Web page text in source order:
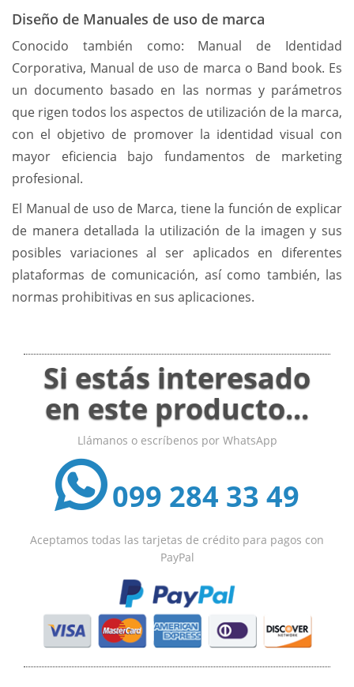
Diseño de Manuales de uso de marca
Conocido también como: Manual de Identidad
Corporativa, Manual de uso de marca o Band book. Es
un documento basado en las normas y parámetros
que rigen todos los aspectos de utilización de la marca,
con el objetivo de promover la identidad visual con
mayor eficiencia bajo fundamentos de marketing
profesional.
El Manual de uso de Marca, tiene la función de explicar
de manera detallada la utilización de la imagen y sus
posibles variaciones al ser aplicados en diferentes
plataformas de comunicación, así como también, las
normas prohibitivas en sus aplicaciones.
Si estás interesado
en este producto...
Llámanos o escríbenos por WhatsApp
099 284 33 49
Aceptamos todas las tarjetas de crédito para pagos con
PayPal